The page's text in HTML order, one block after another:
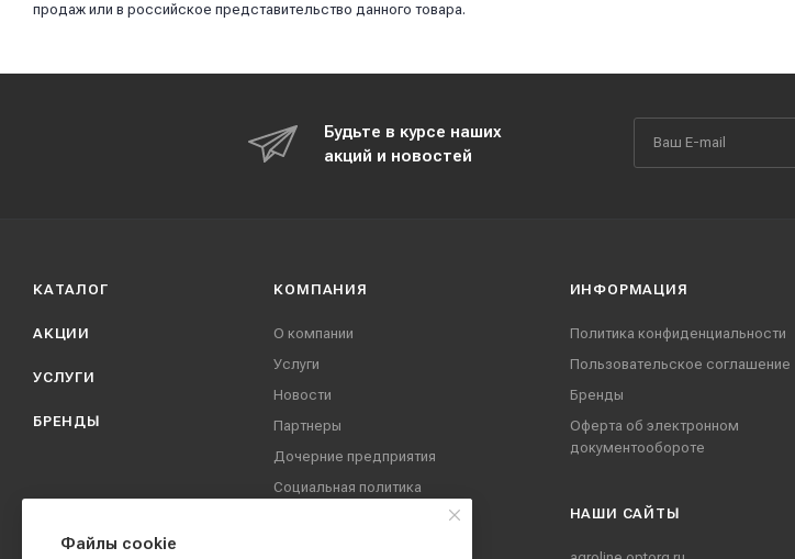
продаж или в российское представительство данного товара.
Будьте в курсе наших
акций и новостей
КАТАЛОГ
АКЦИИ
УСЛУГИ
БРЕНДЫ
КОМПАНИЯ
О компании
Услуги
Новости
Партнеры
Дочерние предприятия
Социальная политика
ИНФОРМАЦИЯ
Политика конфиденциальности
Пользовательское соглашение
Бренды
Оферта об электронном
документообороте
НАШИ CАЙТЫ
Файлы cookie